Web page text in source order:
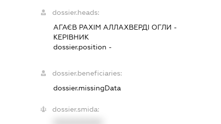
dossier.heads:
АГАЄВ РАХІМ АЛЛАХВЕРДІ ОГЛИ -
КЕРІВНИК
dossier.position -
dossier.beneficiaries:
dossier.missingData
dossier.smida: